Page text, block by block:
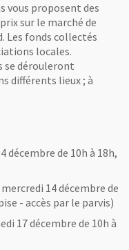
vous proposent des
sur le marché de
Les fonds collectés
locales.
se dérouleront
différents lieux ; à
de 10h à 18h,
14 décembre de
- accès par le parvis)
17 décembre de 10h à